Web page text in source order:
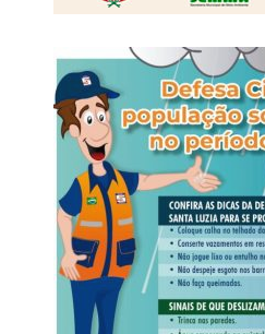
(MT) para o Rio de Janeiro
Na ocasião, a equipe da
apreendeu os aparelhos
suspeitos, e o material foi
Rondonópolis para as
A partir da análise do
policiais identificaram a
facção com atuação em